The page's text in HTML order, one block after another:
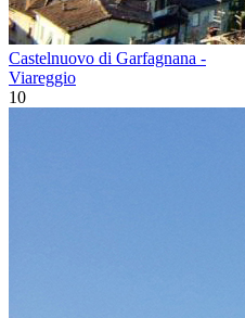
Castelnuovo di Garfagnana -
Viareggio
10